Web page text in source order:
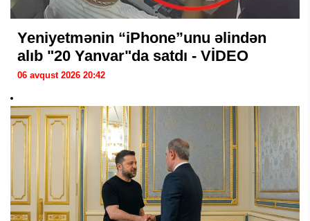
Yeniyetmənin “iPhone”unu əlindən
alıb "20 Yanvar"da satdı - VİDEO
06 avqust 2026 20:42